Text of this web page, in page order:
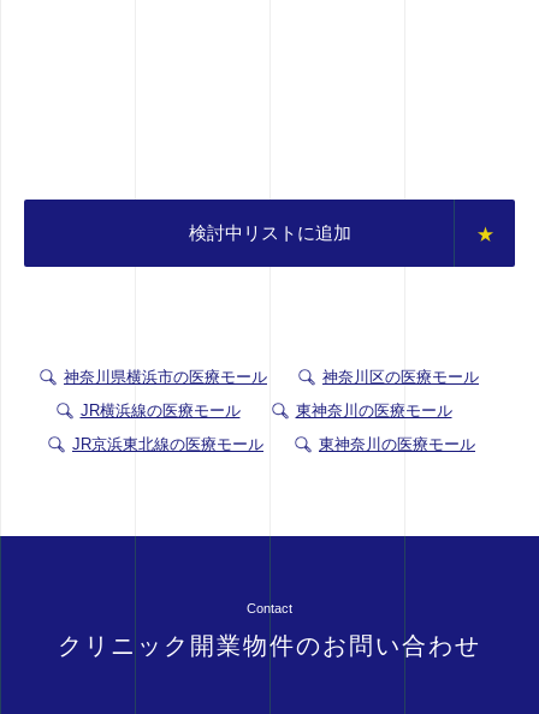
検討中リストに追加
神奈川県横浜市の医療モール
神奈川区の医療モール
JR横浜線の医療モール
東神奈川の医療モール
JR京浜東北線の医療モール
東神奈川の医療モール
Contact
クリニック開業物件のお問い合わせ